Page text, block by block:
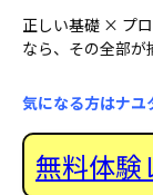
正しい基礎 × プ
なら、その全部が
気になる方はナユ
無料体験